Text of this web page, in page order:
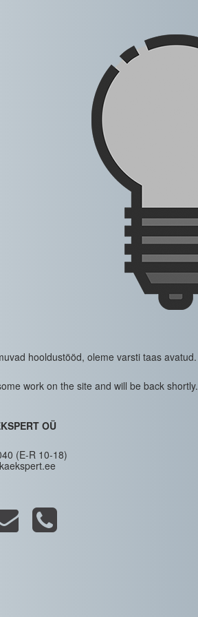
hooldustööd, oleme varsti taas avatud.
work on the site and will be back shortly.
OÜ
(E-R 10-18)